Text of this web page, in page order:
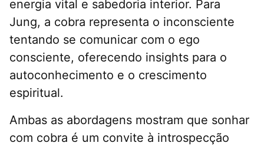
energia vital e sabedoria interior. Para
Jung, a cobra representa o inconsciente
tentando se comunicar com o ego
consciente, oferecendo insights para o
autoconhecimento e o crescimento
espiritual.
Ambas as abordagens mostram que sonhar
com cobra é um convite à introspecção